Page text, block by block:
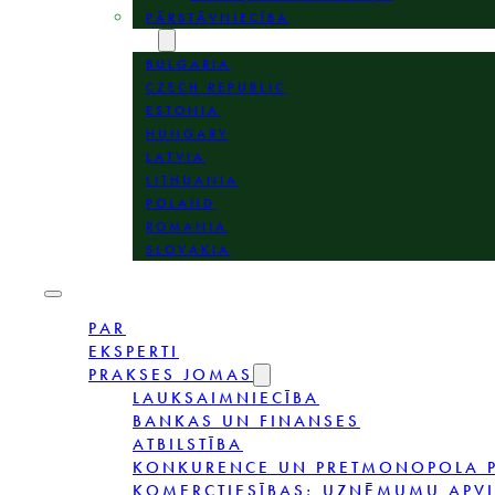
PĀRSTĀVNIECĪBA
BULGARIA
CZECH REPUBLIC
ESTONIA
HUNGARY
LATVIA
LITHUANIA
POLAND
ROMANIA
SLOVAKIA
PAR
EKSPERTI
PRAKSES JOMAS
LAUKSAIMNIECĪBA
BANKAS UN FINANSES
ATBILSTĪBA
KONKURENCE UN PRETMONOPOLA
KOMERCTIESĪBAS; UZŅĒMUMU